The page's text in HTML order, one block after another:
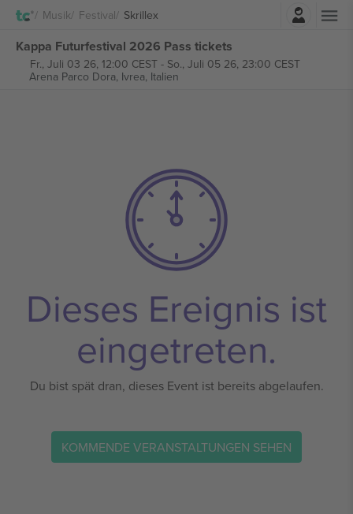
Musik Festival Skrillex
Kappa Futurfestival 2026 Pass tickets
Fr., Juli 03 26, 12:00 CEST- So., Juli 05 26, 23:00 CEST
Arena Parco Dora, Ivrea, Italien
Dieses Ereignis ist
eingetreten.
Du bist spät dran, dieses Event ist bereits abgelaufen.
KOMMENDE VERANSTALTUNGEN SEHEN